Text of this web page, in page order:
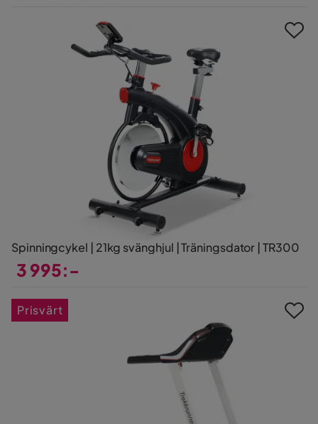
Spinningcykel | 21kg svänghjul | Träningsdator | TR300
3 995:-
Prisvärt